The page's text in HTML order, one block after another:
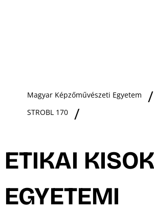
Magyar Képzőművészeti Egyetem
STROBL 170
ETIKAI
EGYETEMI